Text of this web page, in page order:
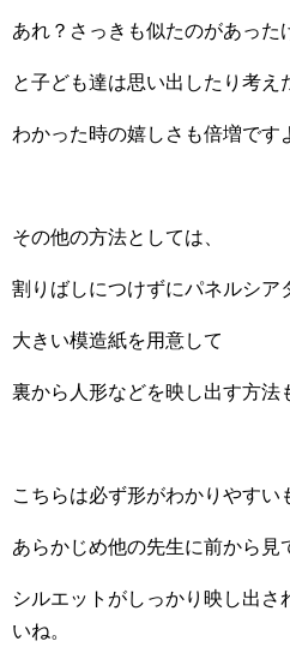
あれ？さっきも似たのがあった
と子ども達は思い出したり考
わかった時の嬉しさも倍増です
その他の方法としては、
割りばしにつけずにパネルシア
大きい模造紙を用意して
裏から人形などを映し出す方法
こちらは必ず形がわかりやすい
あらかじめ他の先生に前から見
シルエットがしっかり映し出さ
いね。